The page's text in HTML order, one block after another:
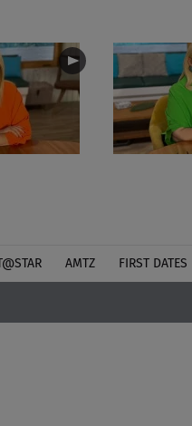
ΑΜΤΖ FIRST DATES